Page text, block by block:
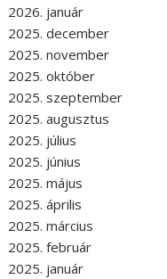
2026. január
2025. december
2025. november
2025. október
2025. szeptember
2025. augusztus
2025. július
2025. június
2025. május
2025. április
2025. március
2025. február
2025. január